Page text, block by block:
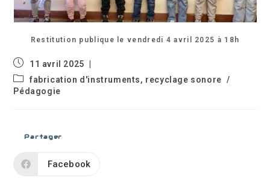
Restitution publique le vendredi 4 avril 2025 à 18h
Publication
publiée :
11 avril 2025
Post
category:
fabrication d'instruments, recyclage sonore /
Pédagogie
Partager
Facebook